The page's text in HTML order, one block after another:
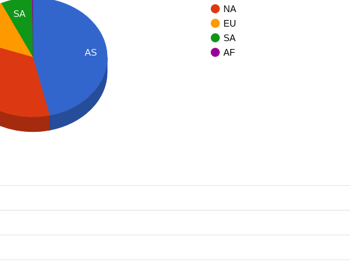
NA
EU
SA
AF
AS
SA